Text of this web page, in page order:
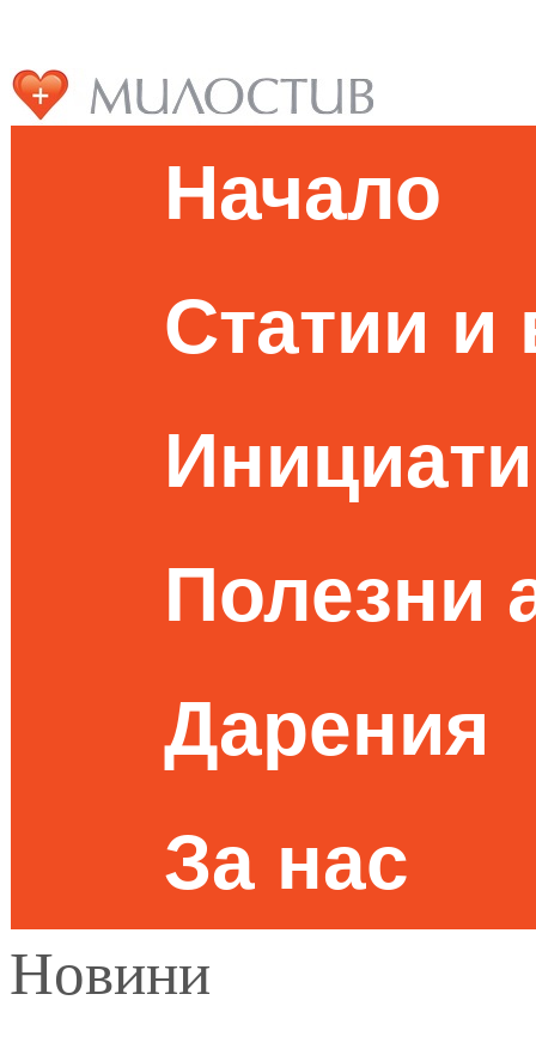
Начало
Статии и
Полезни
Дарения
За нас
Новини